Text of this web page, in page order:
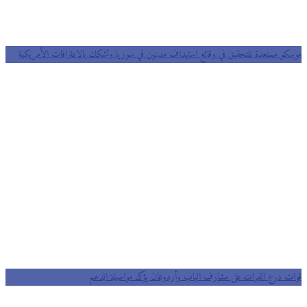
موسكو مستعدة للتحقيق في وقائع استهداف مدنيين في سوريا وتشكك بالاعترافات الأمريكية
قوات درع الفرات على مشارف الباب وأردوغان يؤكد مواصلة الدعم